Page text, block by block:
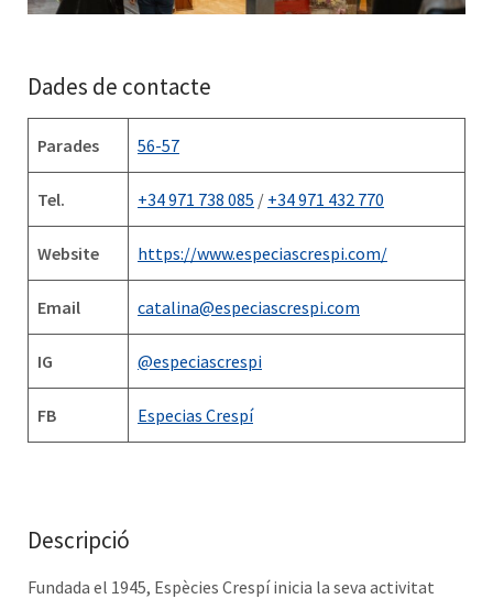
Dades de contacte
Parades 56-57
Tel. +34 971 738 085 / +34 971 432 770
Website https://www.especiascrespi.com/
Email catalina@especiascrespi.com
IG @especiascrespi
FB Especias Crespí
Descripció
Fundada el 1945, Espècies Crespí inicia la seva activitat